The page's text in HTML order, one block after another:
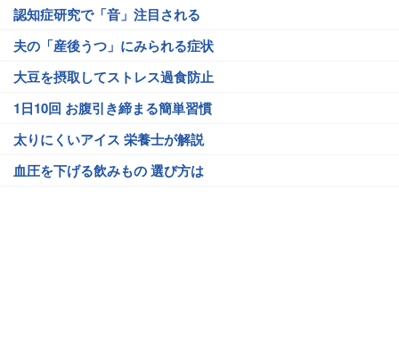
認知症研究で「音」注目される
夫の「産後うつ」にみられる症状
大豆を摂取してストレス過食防止
1日10回 お腹引き締まる簡単習慣
太りにくいアイス 栄養士が解説
血圧を下げる飲みもの 選び方は